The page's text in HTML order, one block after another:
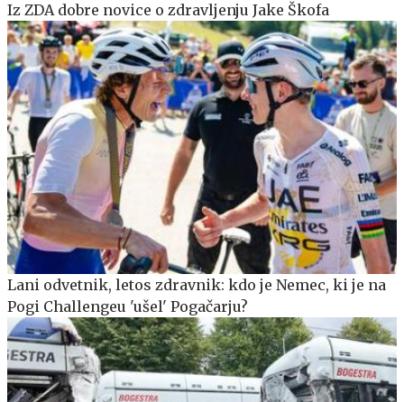
Iz ZDA dobre novice o zdravljenju Jake Škofa
Lani odvetnik, letos zdravnik: kdo je Nemec, ki je na
Pogi Challengeu 'ušel' Pogačarju?